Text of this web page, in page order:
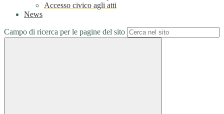
Accesso civico agli atti
News
Campo di ricerca per le pagine del sito